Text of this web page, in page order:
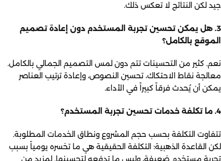
جيد لكن النتائج لا تعكس ذلك.
3. هل يمكن تحسين تجربة المستخدم دون إعادة تصميم
الموقع بالكامل؟
نعم. كثير من التحسينات تتم دون لمس التصميم الجمالي بالكامل.
معالجة نقاط الاحتكاك، تحسين النصوص، وإعادة ترتيب العناصر
يمكن أن يُحدث فرقاً كبيراً في الأداء.
4. ما تكلفة خدمات تحسين تجربة المستخدم؟
تتفاوت التكلفة بحسب حجم المشروع ونطاق الخدمات المطلوبة.
لكن القاعدة الذهبية: التكلفة الحقيقية هي ما تخسره يومياً بسبب
تجربة مستخدم ضعيفة، وليس ما تدفعه لتحسينها. لمزيد من